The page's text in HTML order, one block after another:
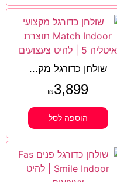
שולחן כדורגל מק...
₪3,899
הוספה לסל